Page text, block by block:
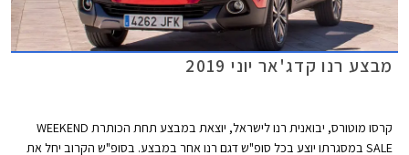
מבצע רנו קדג'אר יוני 2019
קרסו מוטורס, יבואנית רנו לישראל, יוצאת במבצע תחת הכותרת WEEKEND
SALE במסגרתו יוצע בכל סופ"ש דגם רנו אחר במבצע. בסופ"ש הקרוב יחל את